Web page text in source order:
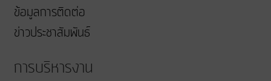
ข้อมูลการติดต่อ
ข่าวประชาสัมพันธ์
การบริหารงาน